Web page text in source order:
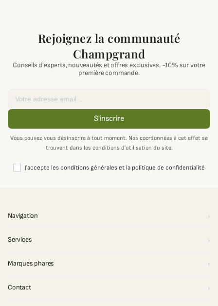
Rejoignez la communauté
Champgrand
Conseils d'experts, nouveautés et offres exclusives. -10% sur votre
première commande.
S'inscrire
Vous pouvez vous désinscrire à tout moment. Nos coordonnées à cet effet se
trouvent dans les conditions d’utilisation du site.
J'accepte les conditions générales et la politique de confidentialité
Navigation
Services
Marques phares
Contact